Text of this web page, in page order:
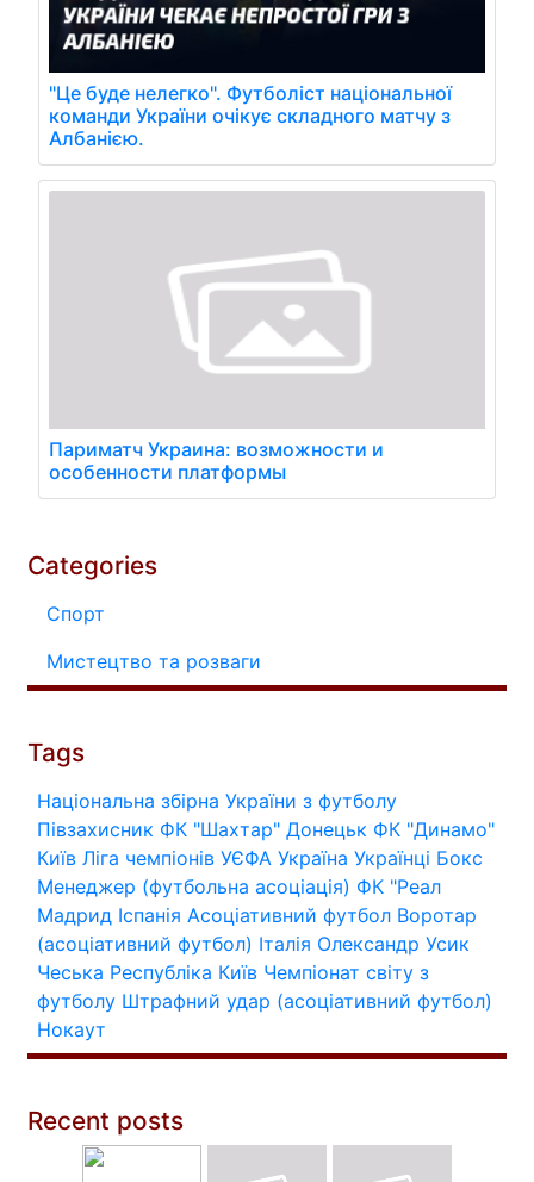
"Це буде нелегко". Футболіст національної
команди України очікує складного матчу з
Албанією.
Париматч Украина: возможности и
особенности платформы
Categories
Спорт
Мистецтво та розваги
Tags
Національна збірна України з футболу
Півзахисник ФК "Шахтар" Донецьк ФК "Динамо"
Київ Ліга чемпіонів УЄФА Україна Українці Бокс
Менеджер (футбольна асоціація) ФК "Реал
Мадрид Іспанія Асоціативний футбол Воротар
(асоціативний футбол) Італія Олександр Усик
Чеська Республіка Київ Чемпіонат світу з
футболу Штрафний удар (асоціативний футбол)
Нокаут
Recent posts